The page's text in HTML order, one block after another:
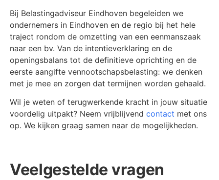
Bij Belastingadviseur Eindhoven begeleiden we
ondernemers in Eindhoven en de regio bij het hele
traject rondom de omzetting van een eenmanszaak
naar een bv. Van de intentieverklaring en de
openingsbalans tot de definitieve oprichting en de
eerste aangifte vennootschapsbelasting: we denken
met je mee en zorgen dat termijnen worden gehaald.
Wil je weten of terugwerkende kracht in jouw situatie
voordelig uitpakt? Neem vrijblijvend contact met ons
op. We kijken graag samen naar de mogelijkheden.
Veelgestelde vragen